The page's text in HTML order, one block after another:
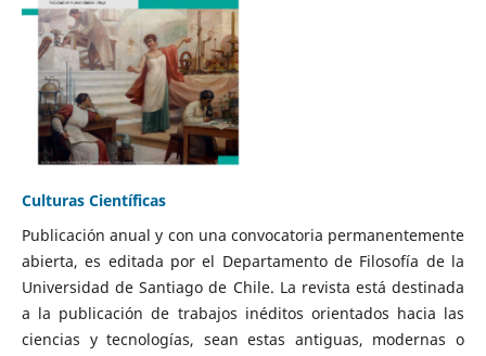
Culturas Científicas
Publicación anual y con una convocatoria permanentemente
abierta, es editada por el Departamento de Filosofía de la
Universidad de Santiago de Chile. La revista está destinada
a la publicación de trabajos inéditos orientados hacia las
ciencias y tecnologías, sean estas antiguas, modernas o